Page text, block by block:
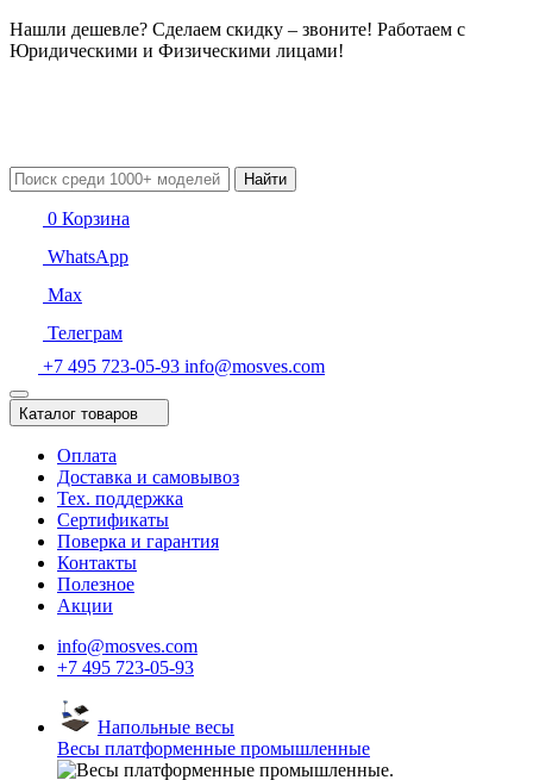
Нашли дешевле? Сделаем скидку – звоните! Работаем с
Юридическими и Физическими лицами!
Найти
0 Корзина
WhatsApp
Max
Телеграм
+7 495 723-05-93 info@mosves.com
Каталог товаров
Оплата
Доставка и самовывоз
Тех. поддержка
Сертификаты
Поверка и гарантия
Контакты
Полезное
Акции
info@mosves.com
+7 495 723-05-93
Напольные весы
Весы платформенные промышленные